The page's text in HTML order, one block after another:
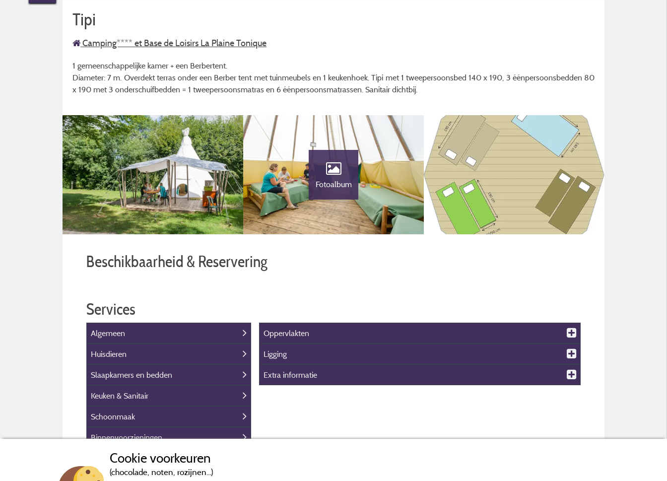
Tipi
Camping**** et Base de Loisirs La Plaine Tonique
1 gemeenschappelijke kamer + een Berbertent.
Diameter: 7 m. Overdekt terras onder een Berber tent met tuinmeubels en 1 keukenhoek. Tipi met 1 tweepersoonsbed 140 x 190, 3 éénpersoonsbedden 80
x 190 met 3 onderschuifbedden = 1 tweepersoonsmatras en 6 éénpersoonsmatrassen. Sanitair dichtbij.
Fotoalbum
Beschikbaarheid & Reservering
Services
Algemeen
Huisdieren
Slaapkamers en bedden
Keuken & Sanitair
Schoonmaak
Binnenvoorzieningen
Buitenvoorzieningen
Beveiliging & Parkeerplaats
Oppervlakten
Ligging
Extra informatie
Cookie voorkeuren
(chocolade, noten, rozijnen...)